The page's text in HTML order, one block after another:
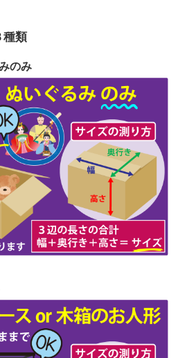
道具も含め一式で引き取っ
ット検索でホームページを
和5年11月09日(木)
和5年9月21日(木)
令和5年8月1日(火)
和5年6月21日(水)
令和5年5月19日(金)
和5年3月28日(火)
令和5年2月10日(金)
和5年12月21日(水)
令和4年10月19日(水)
和4年9月8日(木)
種類
のみ